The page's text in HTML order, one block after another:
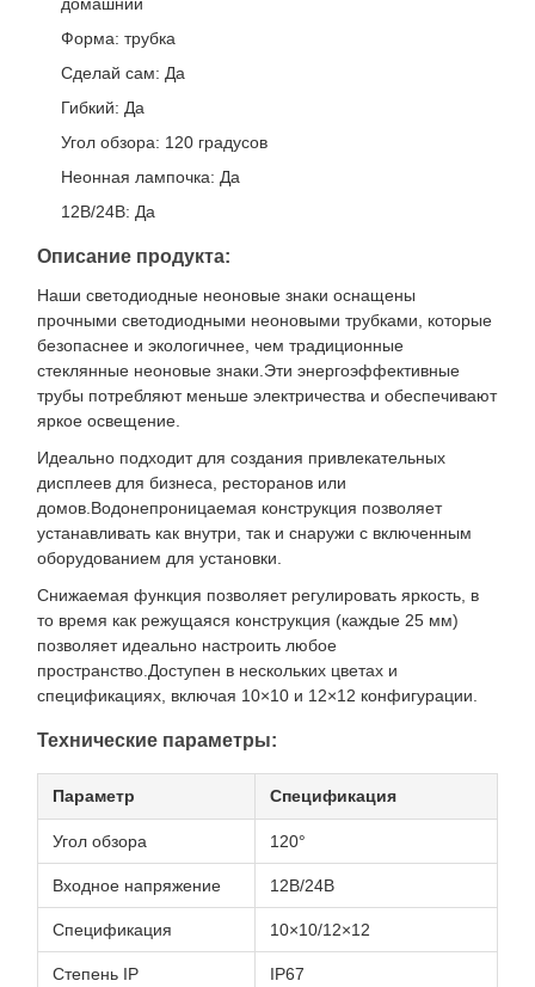
Форма: трубка
Сделай сам: Да
Гибкий: Да
Угол обзора: 120 градусов
Неонная лампочка: Да
12В/24В: Да
Описание продукта:
Наши светодиодные неоновые знаки оснащены
прочными светодиодными неоновыми трубками, которые
безопаснее и экологичнее, чем традиционные
стеклянные неоновые знаки.Эти энергоэффективные
трубы потребляют меньше электричества и обеспечивают
яркое освещение.
Идеально подходит для создания привлекательных
дисплеев для бизнеса, ресторанов или
домов.Водонепроницаемая конструкция позволяет
устанавливать как внутри, так и снаружи с включенным
оборудованием для установки.
Снижаемая функция позволяет регулировать яркость, в
то время как режущаяся конструкция (каждые 25 мм)
позволяет идеально настроить любое
пространство.Доступен в нескольких цветах и
спецификациях, включая 10×10 и 12×12 конфигурации.
Технические параметры:
Параметр Спецификация
Угол обзора 120°
Входное напряжение 12В/24В
Спецификация 10×10/12×12
Степень IP IP67